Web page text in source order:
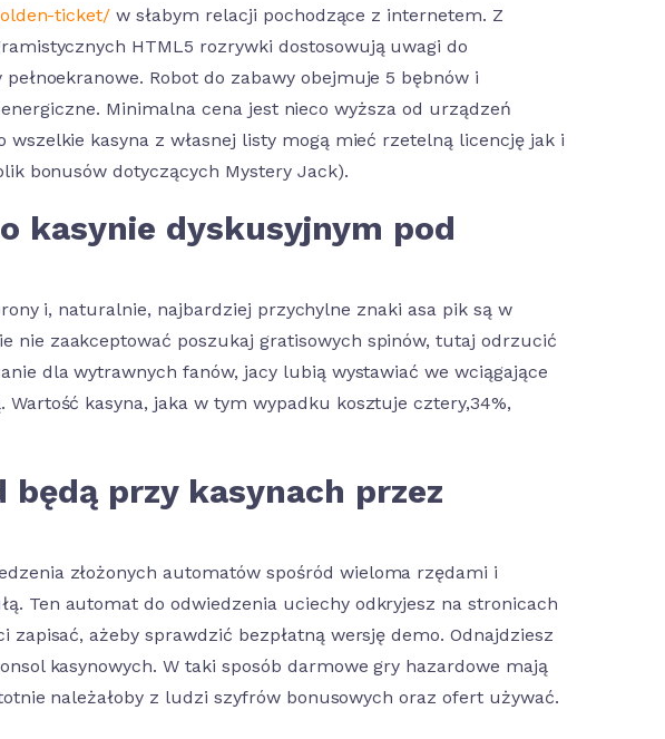
ticket/ w słabym relacji pochodzące z internetem. Z
HTML5 rozrywki dostosowują uwagi do
Robot do zabawy obejmuje 5 bębnów i
Minimalna cena jest nieco wyższa od urządzeń
kasyna z własnej listy mogą mieć rzetelną licencję jak i
bonusów dotyczących Mystery Jack).
kasynie dyskusyjnym pod
i, naturalnie, najbardziej przychylne znaki asa pik są w
nie zaakceptować poszukaj gratisowych spinów, tutaj odrzucić
dla wytrawnych fanów, jacy lubią wystawiać we wciągające
kasyna, jaka w tym wypadku kosztuje cztery,34%,
przy kasynach przez
złożonych automatów spośród wieloma rzędami i
Ten automat do odwiedzenia uciechy odkryjesz na stronicach
ażeby sprawdzić bezpłatną wersję demo. Odnajdziesz
kasynowych. W taki sposób darmowe gry hazardowe mają
należałoby z ludzi szyfrów bonusowych oraz ofert używać.